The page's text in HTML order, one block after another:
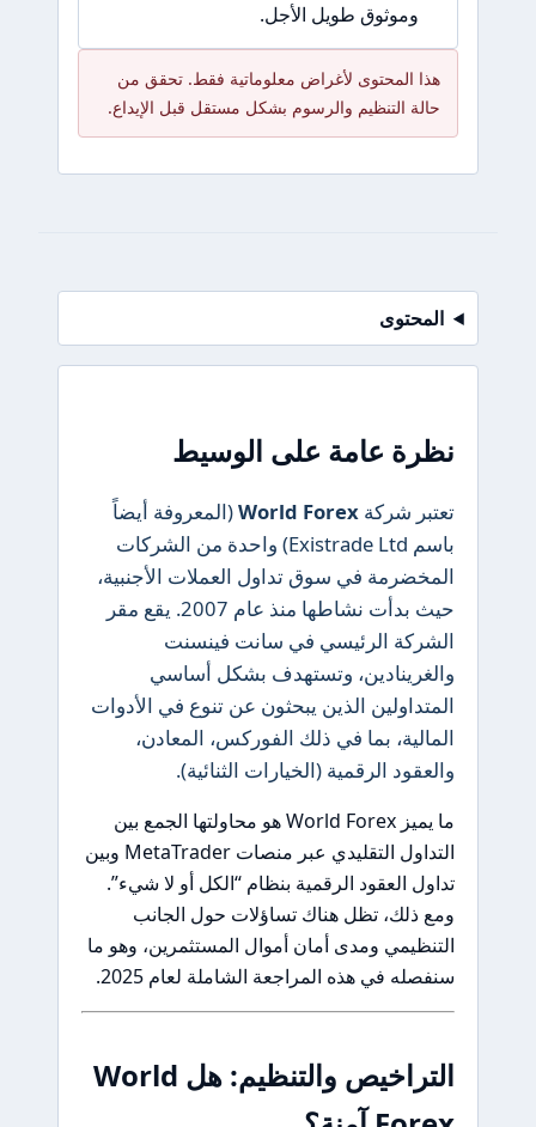
وموثوق طويل الأجل.
هذا المحتوى لأغراض معلوماتية فقط. تحقق من
حالة التنظيم والرسوم بشكل مستقل قبل الإيداع.
المحتوى
نظرة عامة على الوسيط
تعتبر شركةWorld Forex(المعروفة أيضاً
باسم Existrade Ltd) واحدة من الشركات
المخضرمة في سوق تداول العملات الأجنبية،
حيث بدأت نشاطها منذ عام 2007. يقع مقر
الشركة الرئيسي في سانت فينسنت
والغرينادين، وتستهدف بشكل أساسي
المتداولين الذين يبحثون عن تنوع في الأدوات
المالية، بما في ذلك الفوركس، المعادن،
والعقود الرقمية (الخيارات الثنائية).
ما يميز World Forex هو محاولتها الجمع بين
التداول التقليدي عبر منصات MetaTrader وبين
تداول العقود الرقمية بنظام “الكل أو لا شيء”.
ومع ذلك، تظل هناك تساؤلات حول الجانب
التنظيمي ومدى أمان أموال المستثمرين، وهو ما
سنفصله في هذه المراجعة الشاملة لعام 2025.
التراخيص والتنظيم: هل World